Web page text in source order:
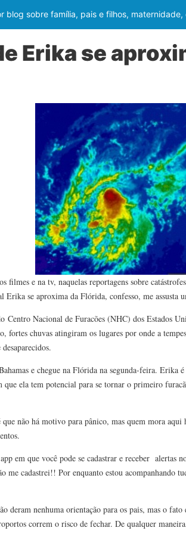
blog sobre família, pais e filhos,
Erika se
filmes e na tv, naquelas reportagens sobre
Erika se aproxima da Flórida, confesso, me assusta
Nacional de Furacões (NHC) dos Estados
chuvas atingiram os lugares por onde a
e chegue na Flórida na segunda-feira. Erika
que ela tem potencial para se tornar o primeiro
não há motivo para pânico, mas quem mora aqui
em que você pode se cadastrar e receber alertas
me cadastrei!! Por enquanto estou acompanhando
deram nenhuma orientação para os pais, mas o
correm o risco de fechar. De qualquer